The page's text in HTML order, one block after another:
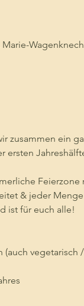
zusammen ein
ersten
Feierzone
& jeder
ist für euch alle!
vegetarisch